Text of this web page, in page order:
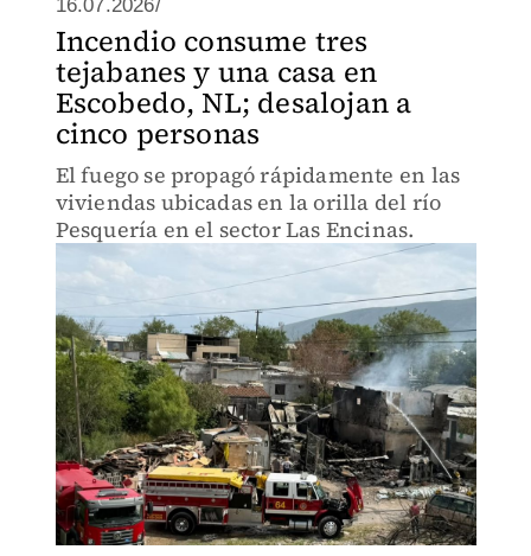
16.07.2026/
Incendio consume tres
tejabanes y una casa en
Escobedo, NL; desalojan a
cinco personas
El fuego se propagó rápidamente en las
viviendas ubicadas en la orilla del río
Pesquería en el sector Las Encinas.